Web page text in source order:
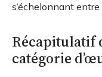
s’échelonnant entre
Récapitulatif
catégorie